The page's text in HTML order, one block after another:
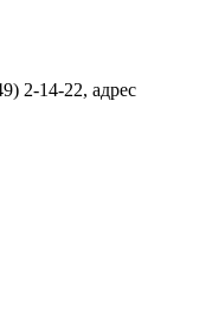
2-14-22, адрес